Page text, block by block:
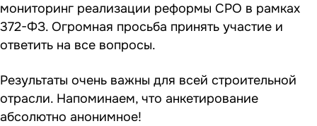
мониторинг реализации реформы СРО в рамках
372-ФЗ. Огромная просьба принять участие и
ответить на все вопросы.
Результаты очень важны для всей строительной
отрасли. Напоминаем, что анкетирование
абсолютно анонимное!